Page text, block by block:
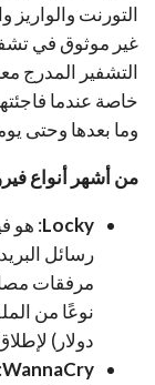
التورنت
غير موثوق في
التشفير المدرج
وما بعدها وحتى
من أشهر أنواع
Locky
رسائل
دولار)
WannaCry